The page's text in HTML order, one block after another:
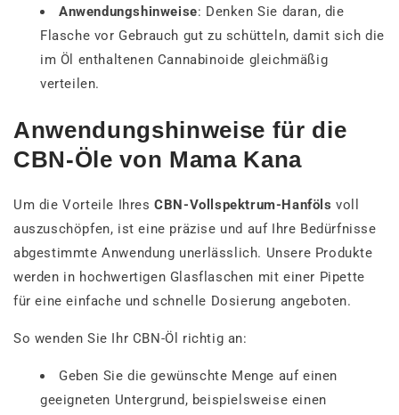
Anwendungshinweise: Denken Sie daran, die
Flasche vor Gebrauch gut zu schütteln, damit sich die
im Öl enthaltenen Cannabinoide gleichmäßig
verteilen.
Anwendungshinweise für die
CBN-Öle von Mama Kana
Um die Vorteile IhresCBN-Vollspektrum-Hanföls voll
auszuschöpfen, ist eine präzise und auf Ihre Bedürfnisse
abgestimmte Anwendung unerlässlich. Unsere Produkte
werden in hochwertigen Glasflaschen mit einer Pipette
für eine einfache und schnelle Dosierung angeboten.
So wenden Sie Ihr CBN-Öl richtig an:
Geben Sie die gewünschte Menge auf einen
geeigneten Untergrund, beispielsweise einen